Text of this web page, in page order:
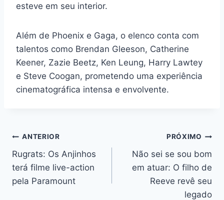
esteve em seu interior.
Além de Phoenix e Gaga, o elenco conta com
talentos como Brendan Gleeson, Catherine
Keener, Zazie Beetz, Ken Leung, Harry Lawtey
e Steve Coogan, prometendo uma experiência
cinematográfica intensa e envolvente.
Navegação
de
Post
ANTERIOR
Rugrats: Os Anjinhos
terá filme live-action
pela Paramount
PRÓXIMO
Não sei se sou bom
em atuar: O filho de
Reeve revê seu
legado